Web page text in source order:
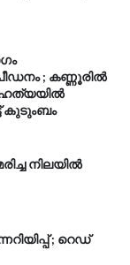
; കണ്ണൂരിൽ
കുടുംബം
നിലയിൽ
; റെഡ്